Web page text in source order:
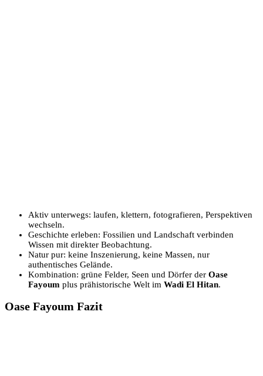
Aktiv unterwegs: laufen, klettern, fotografieren, Perspektiven
wechseln.
Geschichte erleben: Fossilien und Landschaft verbinden
Wissen mit direkter Beobachtung.
Natur pur: keine Inszenierung, keine Massen, nur
authentisches Gelände.
Kombination: grüne Felder, Seen und Dörfer der Oase
Fayoum plus prähistorische Welt im Wadi El Hitan.
Oase Fayoum Fazit